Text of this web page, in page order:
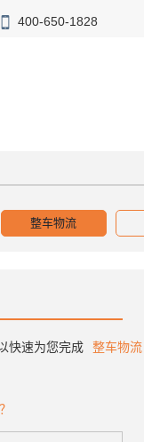
400-650-1828
整车物流
快速为您完成 整车物流